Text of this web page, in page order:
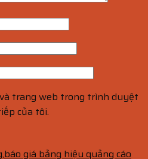
trang web trong trình duyệt
của tôi.
,báo giá bảng hiệu quảng cáo